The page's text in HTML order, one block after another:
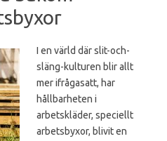
I en värld där slit-och-
släng-kulturen blir allt
mer ifrågasatt, har
hållbarheten i
arbetskläder, speciellt
arbetsbyxor, blivit en